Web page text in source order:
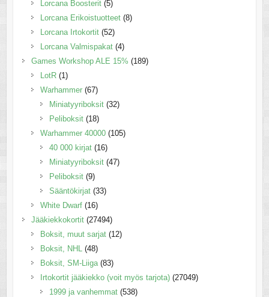
Lorcana Boosterit (5)
Lorcana Erikoistuotteet (8)
Lorcana Irtokortit (52)
Lorcana Valmispakat (4)
Games Workshop ALE 15% (189)
LotR (1)
Warhammer (67)
Miniatyyriboksit (32)
Peliboksit (18)
Warhammer 40000 (105)
40 000 kirjat (16)
Miniatyyriboksit (47)
Peliboksit (9)
Sääntökirjat (33)
White Dwarf (16)
Jääkiekkokortit (27494)
Boksit, muut sarjat (12)
Boksit, NHL (48)
Boksit, SM-Liiga (83)
Irtokortit jääkiekko (voit myös tarjota) (27049)
1999 ja vanhemmat (538)